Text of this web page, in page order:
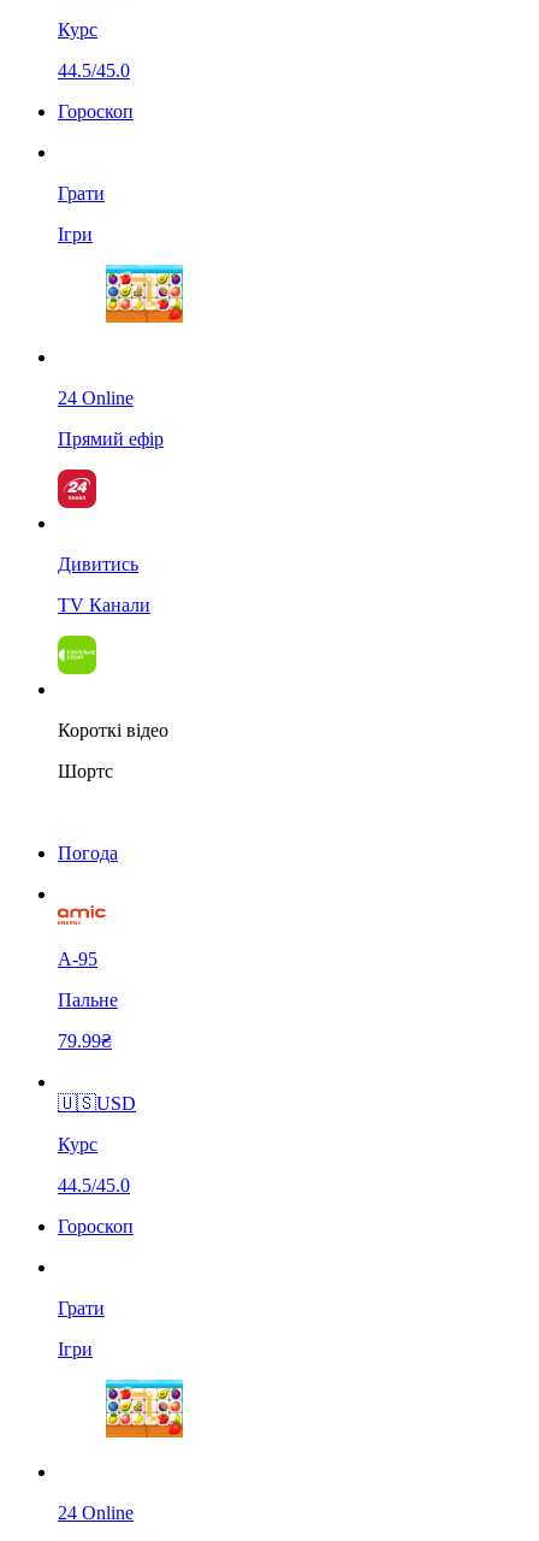
Курс
44.5/45.0
Гороскоп
Грати
Ігри
24 Online
Прямий ефір
Дивитись
TV Канали
Короткі відео
Шортс
Погода
А-95
Пальне
79.99₴
🇺🇸USD
Курс
44.5/45.0
Гороскоп
Грати
Ігри
24 Online